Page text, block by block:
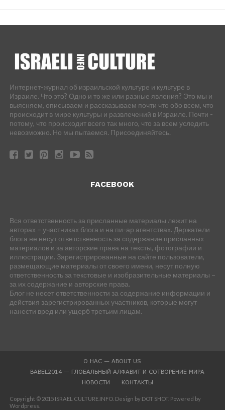
Интернет-журнал об израильской культуре и культуре в
Израиле. Что это? Одно и то же или разные явления? Это мы и
выясняем, описываем и рассказываем почти что обо всем, что
происходит в мире культуры и развлечений в Израиле. Почти -
потому, что происходит всего так много, что за всем уследить
невозможно. Но мы пытаемся. Присоединяйтесь.
FACEBOOK
Вся ответственность за присланные материалы лежит на
авторах – участниках блога и на пи-ар агентствах. Держатели
блога не несут ответственность за содержание присланных
материалов и за авторские права на тексты, фотографии и
иллюстрации. Зарегистрированные на сайте пользователи,
размещающие материалы от своего имени, несут полную
ответственность за текстовые и изобразительные материалы –
за их содержание и авторские права.
Блог не несет ответственности за содержание информации и
действия зарегистрированных участников, которые могут
нанести вред или ущерб третьим лицам.
О НАС — ABOUT US
BABEL2014 — ГЛОБАЛЬНЫЙ АЛФАВИТ И СОТВОРЕНИЕ МИРА
НОВОСТИ
КОНТАКТЫ
Copyright © 2015 ISRAEL CULTURE.INFO. Design by DOT SHOT. Powered by
Wordpress.